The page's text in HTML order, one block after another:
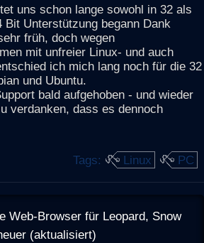
uns schon lange sowohl in 32 als
Bit Unterstützung begann Dank
früh, doch wegen
mit unfreier Linux- und auch
ich mich lang noch für die 32
und Ubuntu.
bald aufgehoben - und wieder
verdanken, dass es dennoch
Tags: Linux PC
Web-Browser für Leopard, Snow
(aktualisiert)